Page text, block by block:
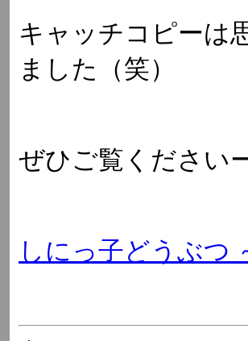
キャッチコピーは
ました（笑）
ぜひご覧ください
しにっ子どうぶつ